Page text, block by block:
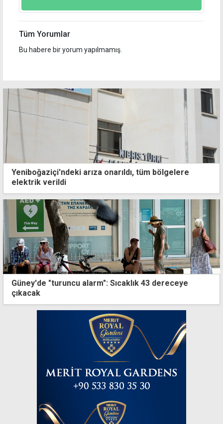
Tüm Yorumlar
Bu habere bir yorum yapılmamış.
Yeniboğaziçi'ndeki arıza onarıldı, tüm bölgelere
elektrik verildi
Güney'de "turuncu alarm": Sıcaklık 43 dereceye
çıkacak